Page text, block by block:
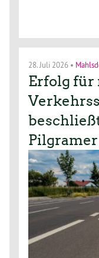
28. Juli 2026 •
Erfolg für
Pilgramer